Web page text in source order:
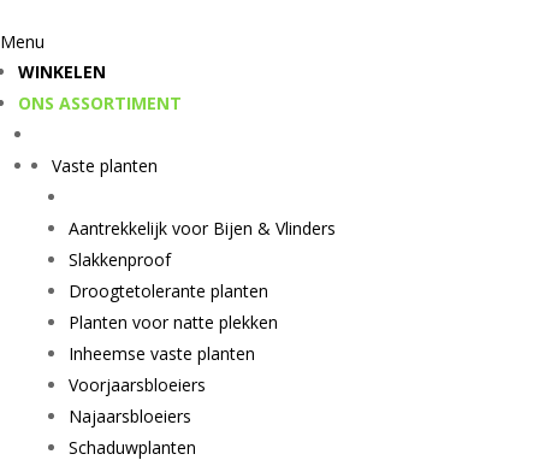
Menu
WINKELEN
ONS ASSORTIMENT
Vaste planten
Aantrekkelijk voor Bijen & Vlinders
Slakkenproof
Droogtetolerante planten
Planten voor natte plekken
Inheemse vaste planten
Voorjaarsbloeiers
Najaarsbloeiers
Schaduwplanten